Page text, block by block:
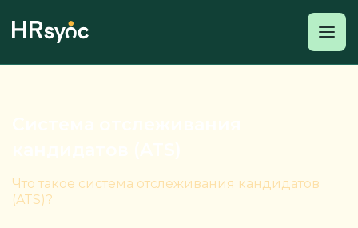
Что такое система отслеживания кандидатов
(ATS)?